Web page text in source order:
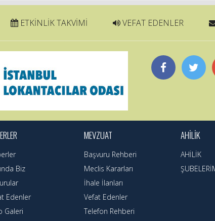
VEFAT EDENLER
ETKİNLİK TAKVİMİ
Biz
Edenler
Galeri
MEVZUAT
Başvuru Rehberi
Meclis Kararları
İhale İlanları
Vefat Edenler
Telefon Rehberi
AHİLİK
AHİLİK